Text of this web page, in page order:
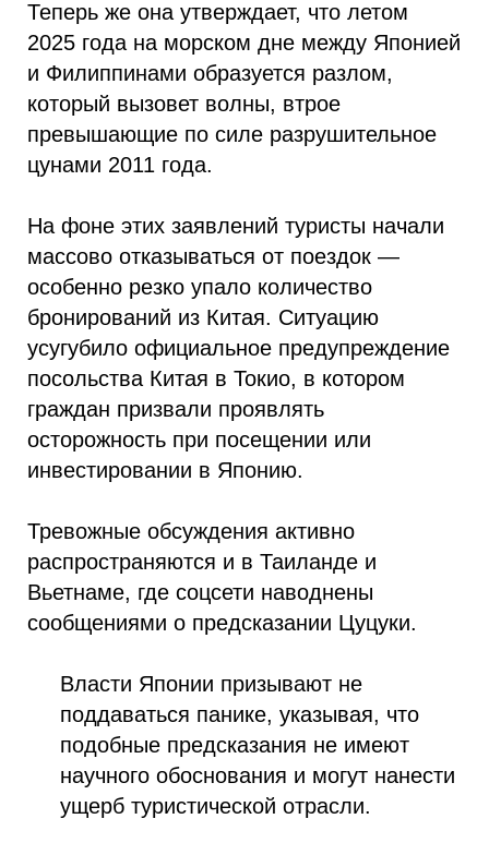
Теперь же она утверждает, что летом
2025 года на морском дне между Японией
и Филиппинами образуется разлом,
который вызовет волны, втрое
превышающие по силе разрушительное
цунами 2011 года.
На фоне этих заявлений туристы начали
массово отказываться от поездок —
особенно резко упало количество
бронирований из Китая. Ситуацию
усугубило официальное предупреждение
посольства Китая в Токио, в котором
граждан призвали проявлять
осторожность при посещении или
инвестировании в Японию.
Тревожные обсуждения активно
распространяются и в Таиланде и
Вьетнаме, где соцсети наводнены
сообщениями о предсказании Цуцуки.
Власти Японии призывают не
поддаваться панике, указывая, что
подобные предсказания не имеют
научного обоснования и могут нанести
ущерб туристической отрасли.